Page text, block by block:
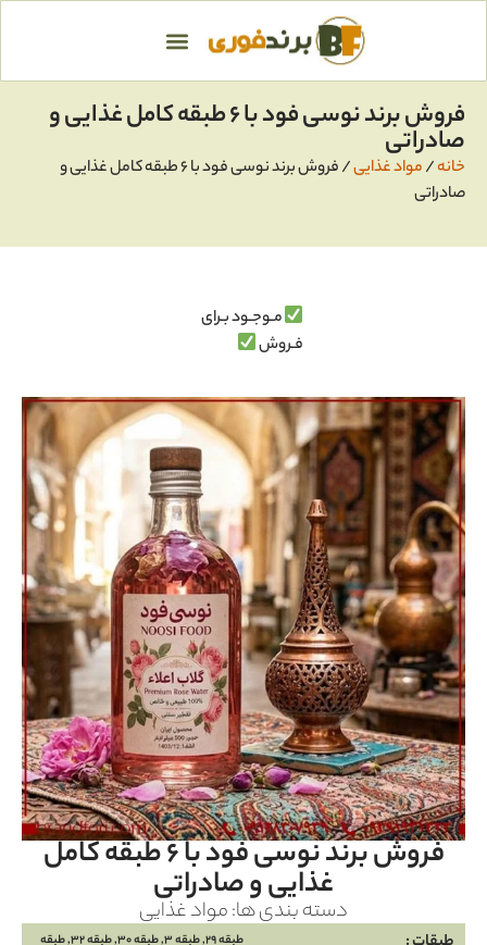
فروش برند نوسی فود با ۶ طبقه کامل غذایی و
صادراتی
خانه/مواد غذایی
/ فروش برند نوسی فود با ۶ طبقه کامل غذایی و
صادراتی
مـوجـود بـرای
فـروش
فروش برند نوسی فود با ۶ طبقه کامل
غذایی و صادراتی
دسته بندی ها:مواد غذایی
طبقه 29, طبقه 3, طبقه 30, طبقه 32, طبقه